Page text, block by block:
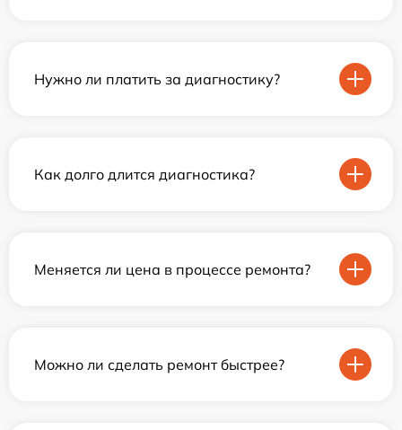
Нужно ли платить за диагностику?
Как долго длится диагностика?
Меняется ли цена в процессе ремонта?
Можно ли сделать ремонт быстрее?